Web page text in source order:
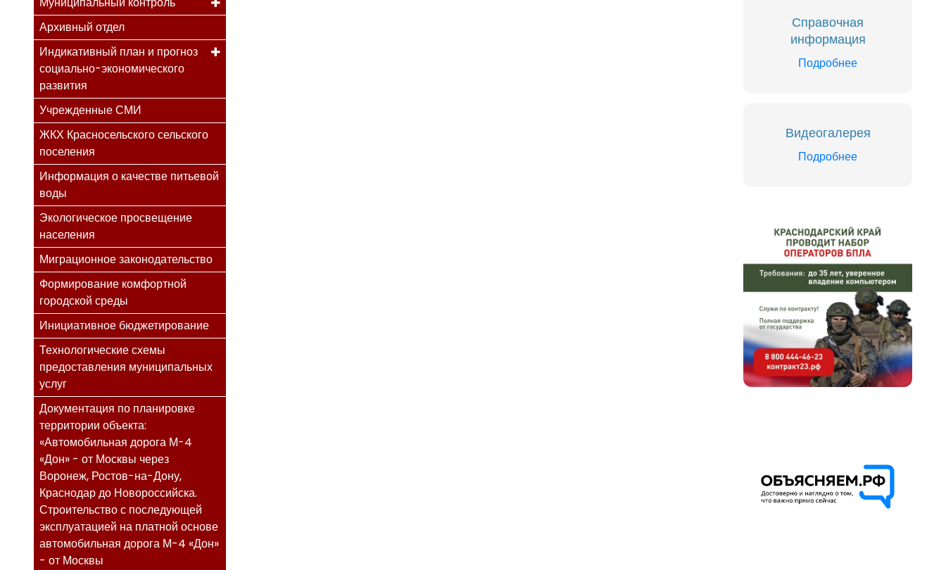
Архивный отдел
Индикативный план и прогноз
социально-экономического
развития
Учрежденные СМИ
ЖКХ Красносельского сельского
поселения
Информация о качестве питьевой
воды
Экологическое просвещение
населения
Миграционное законодательство
Формирование комфортной
городской среды
Инициативное бюджетирование
Технологические схемы
предоставления муниципальных
услуг
Документация по планировке
территории объекта:
«Автомобильная дорога М-4
«Дон» - от Москвы через
Воронеж, Ростов-на-Дону,
Краснодар до Новороссийска.
Строительство с последующей
эксплуатацией на платной основе
автомобильная дорога М-4 «Дон»
- от Москвы
Справочная
информация
Подробнее
Видеогалерея
Подробнее